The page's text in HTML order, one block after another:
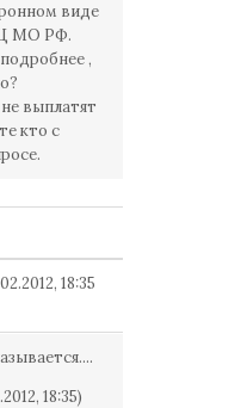
виде
МО РФ.
,
выплатят
кто с
18:35
18:35)